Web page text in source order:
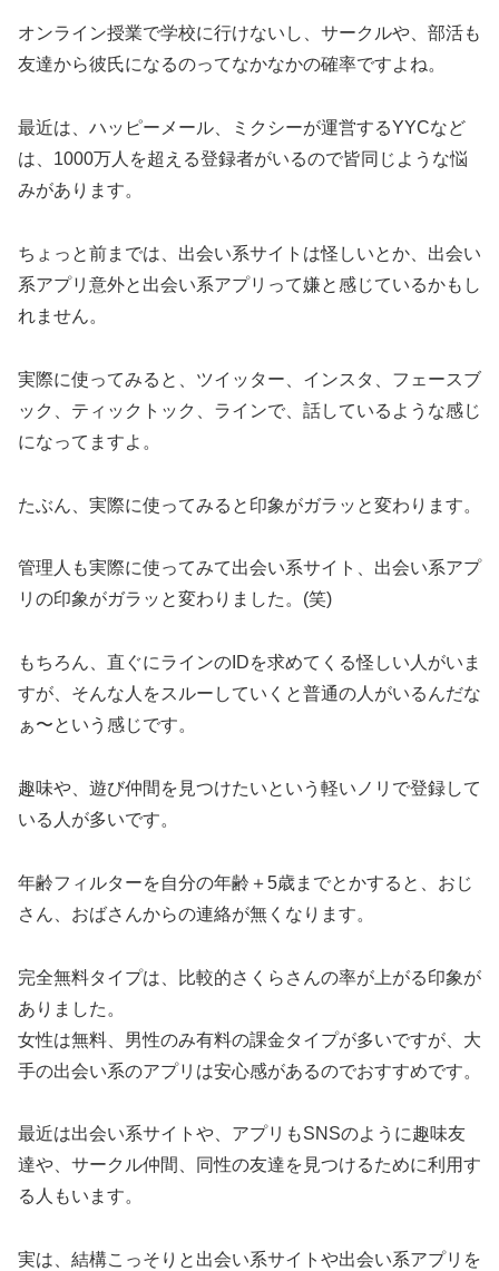
オンライン授業で学校に行けないし、サークルや、部活も
友達から彼氏になるのってなかなかの確率ですよね。
最近は、ハッピーメール、ミクシーが運営するYYCなど
は、1000万人を超える登録者がいるので皆同じような悩
みがあります。
ちょっと前までは、出会い系サイトは怪しいとか、出会い
系アプリ意外と出会い系アプリって嫌と感じているかもし
れません。
実際に使ってみると、ツイッター、インスタ、フェースブ
ック、ティックトック、ラインで、話しているような感じ
になってますよ。
たぶん、実際に使ってみると印象がガラッと変わります。
管理人も実際に使ってみて出会い系サイト、出会い系アプ
リの印象がガラッと変わりました。(笑)
もちろん、直ぐにラインのIDを求めてくる怪しい人がいま
すが、そんな人をスルーしていくと普通の人がいるんだな
ぁ〜という感じです。
趣味や、遊び仲間を見つけたいという軽いノリで登録して
いる人が多いです。
年齢フィルターを自分の年齢＋5歳までとかすると、おじ
さん、おばさんからの連絡が無くなります。
完全無料タイプは、比較的さくらさんの率が上がる印象が
ありました。
女性は無料、男性のみ有料の課金タイプが多いですが、大
手の出会い系のアプリは安心感があるのでおすすめです。
最近は出会い系サイトや、アプリもSNSのように趣味友
達や、サークル仲間、同性の友達を見つけるために利用す
る人もいます。
実は、結構こっそりと出会い系サイトや出会い系アプリを